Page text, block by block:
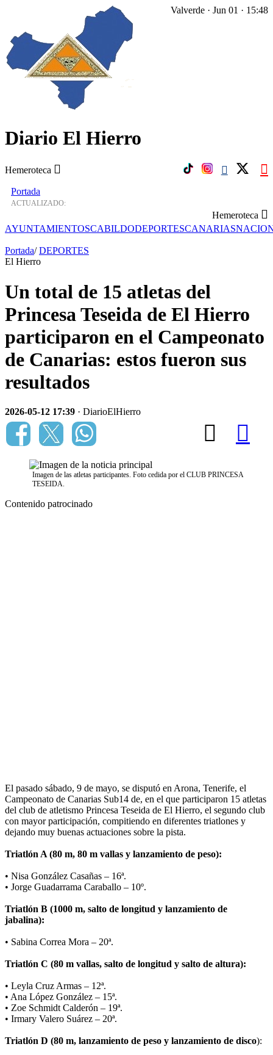
Diario El Hierro
Hemeroteca
Valverde · Jun 01 · 15:48
Portada
ACTUALIZADO:
Hemeroteca
AYUNTAMIENTOSCABILDODEPORTESCANARIAS
Portada/ DEPORTES
El Hierro
Un total de 15 atletas del
Princesa Teseida de El Hierro
participaron en el Campeonato
de Canarias: estos fueron sus
resultados
2026-05-12 17:39 · DiarioElHierro
Imagen de las atletas participantes. Foto cedida por el CLUB PRINCESA
TESEIDA.
Contenido patrocinado
El pasado sábado, 9 de mayo, se disputó en Arona, Tenerife, el
Campeonato de Canarias Sub14 de, en el que participaron 15 atletas
del club de atletismo Princesa Teseida de El Hierro, el segundo club
con mayor participación, compitiendo en diferentes triatlones y
dejando muy buenas actuaciones sobre la pista.
Triatlón A (80 m, 80 m vallas y lanzamiento de peso):
• Nisa González Casañas – 16ª.
• Jorge Guadarrama Caraballo – 10º.
Triatlón B (1000 m, salto de longitud y lanzamiento de
jabalina):
• Sabina Correa Mora – 20ª.
Triatlón C (80 m vallas, salto de longitud y salto de altura):
• Leyla Cruz Armas – 12ª.
• Ana López González – 15ª.
• Zoe Schmidt Calderón – 19ª.
• Irmary Valero Suárez – 20ª.
Triatlón D (80 m, lanzamiento de peso y lanzamiento de disco):